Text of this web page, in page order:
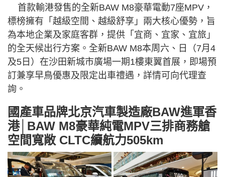
首款輸港發售的全新BAW M8豪華電動7座MPV，
標榜擁有「越級空間、越級舒享」兩大核心優勢，旨
為本地企業及家庭客群，提供「宜商、宜家、宜旅」
的全天候出行方案。全新BAW M8本周六、日（7月4
及5日）在沙田新城市廣場一期1樓東翼首展，即場預
訂兼享早鳥優惠及限定出車禮遇，詳情可向代理查
詢。
國產車品牌北京汽車製造廠BAW進軍香
港│BAW M8豪華純電MPV三排商務艙
空間寬敞 CLTC續航力505km